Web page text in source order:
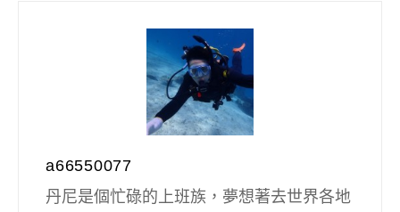
a66550077
丹尼是個忙碌的上班族，夢想著去世界各地